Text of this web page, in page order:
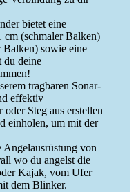
bietet eine
(schmaler Balken)
Balken) sowie eine
du deine
tragbaren Sonar-
effektiv
Steg aus erstellen
einholen, um mit der
von
wo du angelst die
Kajak, vom Ufer
dem Blinker.